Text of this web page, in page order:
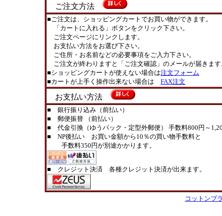
ご注文方法
■ご注文は、ショッピングカートでお買い物ができます。
「カートに入れる」ボタンをクリック下さい。
ご注文ページにリンクします。
お支払い方法をお選び下さい。
ご住所・お名前などの必要事項をご入力下さい。
ご注文が終わりますと「ご注文確認」のメールが届きま
■ショッピングカートが使えない場合は注文フォーム
■カートが上手く操作出来ない場合は FAX注文
お支払い方法
■ 銀行振り込み（前払い）
■ 郵便振替 （前払い）
■ 代金引換（ゆうパック・定型外郵便） 手数料800円～
■ NP後払い お買い金額から10％の買い物手数料と
手数料350円が別途かかります。
■ クレジット決済 各種クレジット決済が出来ます。
コットンブ